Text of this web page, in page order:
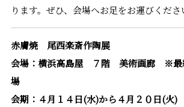
ります。ぜひ、会場へお足をお運びくださ
赤膚焼 尾西楽斎作陶展
会場：横浜高島屋 ７階 美術画廊 ※最
場
会期：４月１４日(水)から４月２０日(火)